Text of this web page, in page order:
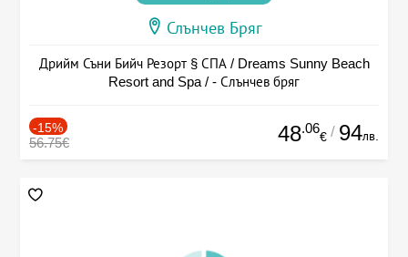
Слънчев Бряг
Дрийм Съни Бийч Резорт § СПА / Dreams Sunny Beach
Resort and Spa / - Слънчев бряг
-15%
56.75€ 48.06
€ / 94лв.